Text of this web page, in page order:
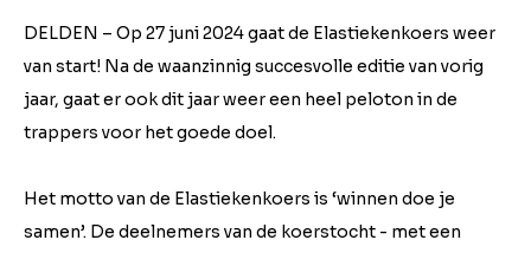
DELDEN – Op 27 juni 2024 gaat de Elastiekenkoers weer
van start! Na de waanzinnig succesvolle editie van vorig
jaar, gaat er ook dit jaar weer een heel peloton in de
trappers voor het goede doel.
Het motto van de Elastiekenkoers is ‘winnen doe je
samen’. De deelnemers van de koerstocht - met een